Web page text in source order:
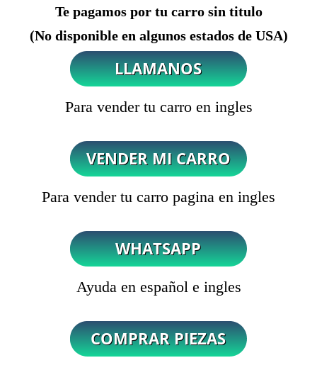
Te pagamos por tu carro sin titulo
(No disponible en algunos estados de USA)
Para vender tu carro en ingles
Para vender tu carro pagina en ingles
Ayuda en español e ingles